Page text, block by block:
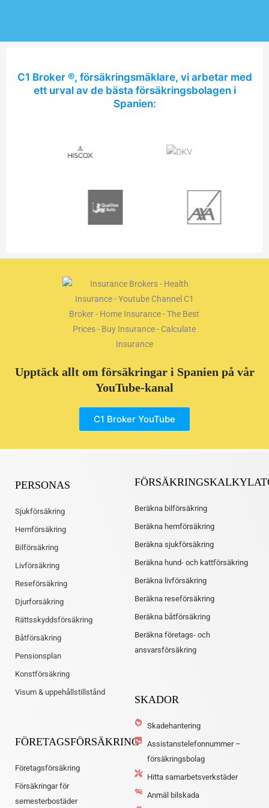
C1 Broker ®, försäkringsmäklare, vi arbetar med
ett urval av de bästa försäkringsbolagen i
Spanien:
Upptäck allt om försäkringar i Spanien på vår
YouTube-kanal
C1 Broker YouTube
PERSONAS
Sjukförsäkring
Hemförsäkring
Bilförsäkring
Livförsäkring
Reseförsäkring
Djurforsäkring
Rättsskyddsförsäkring
Båtförsäkring
Pensionsplan
Konstförsäkring
Visum & uppehållstillstånd
FÖRETAGSFÖRSÄKRING
Företagsförsäkring
Försäkringar för
semesterbostäder
Beräkna bilförsäkring
Beräkna hemförsäkring
Beräkna sjukförsäkring
Beräkna hund- och kattförsäkring
Beräkna livförsäkring
Beräkna reseförsäkring
Beräkna båtförsäkring
Beräkna företags- och
ansvarsförsäkring
SKADOR
Skadehantering
Assistanstelefonnummer –
försäkringsbolag
Hitta samarbetsverkstäder
Anmäl bilskada